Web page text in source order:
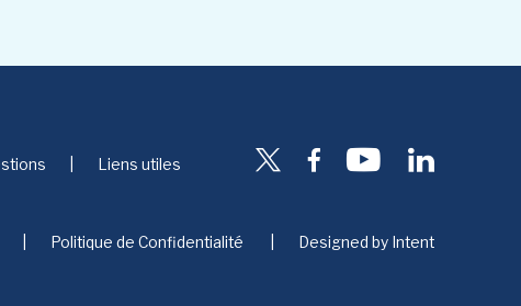
Liens utiles
Politique de Confidentialité Designed by Intent